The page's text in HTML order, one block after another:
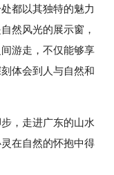
都以其独特的魅力
然风光的展示窗，
游走，不仅能够享
体会到人与自然和
，走进广东的山水
在自然的怀抱中得